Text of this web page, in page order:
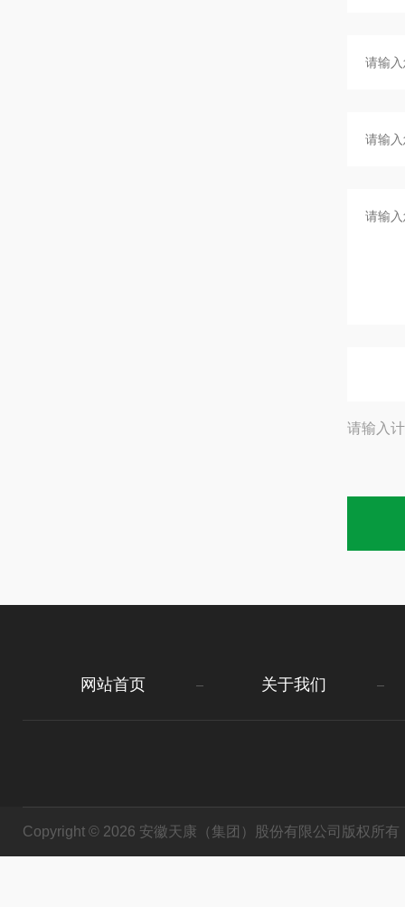
请输入
网站首页 关于我们
Copyright © 2026 安徽天康（集团）股份有限公司版权所有